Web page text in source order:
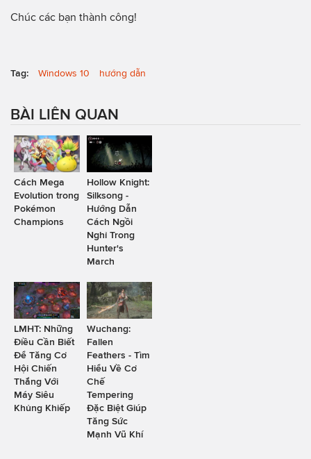
Chúc các bạn thành công!
Tag: Windows 10 hướng dẫn
BÀI LIÊN QUAN
Cách Mega
Evolution trong
Pokémon
Champions
Hollow Knight:
Silksong -
Hướng Dẫn
Cách Ngồi
Nghỉ Trong
Hunter's
March
LMHT: Những
Điều Cần Biết
Để Tăng Cơ
Hội Chiến
Thắng Với
Máy Siêu
Khủng Khiếp
Wuchang:
Fallen
Feathers - Tìm
Hiểu Về Cơ
Chế
Tempering
Đặc Biệt Giúp
Tăng Sức
Mạnh Vũ Khí